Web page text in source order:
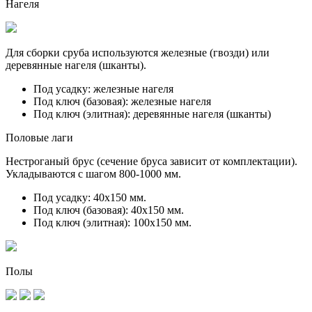
Нагеля
Для сборки сруба используются железные (гвозди) или
деревянные нагеля (шканты).
Под усадку: железные нагеля
Под ключ (базовая): железные нагеля
Под ключ (элитная): деревянные нагеля (шканты)
Половые лаги
Нестроганый брус (сечение бруса зависит от комплектации).
Укладываются с шагом 800-1000 мм.
Под усадку: 40х150 мм.
Под ключ (базовая): 40х150 мм.
Под ключ (элитная): 100х150 мм.
Полы